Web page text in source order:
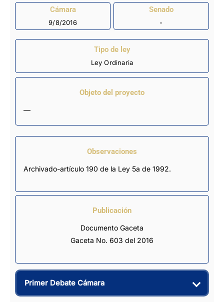
Cámara
9/8/2016
Senado
-
Tipo de ley
Ley Ordinaria
Objeto del proyecto
—
Observaciones
Archivado-artículo 190 de la Ley 5a de 1992.
Publicación
Documento Gaceta
Gaceta No. 603 del 2016
Primer Debate Cámara